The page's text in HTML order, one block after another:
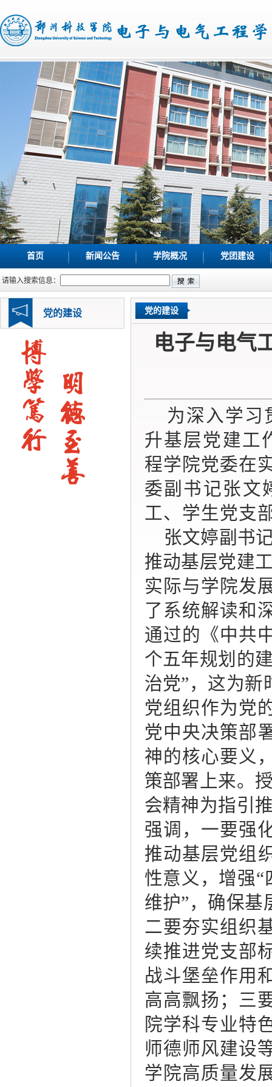
首页 新闻公告 学院概况 党团建设
请输入搜索信息：
党的建设 党的建设
电子与电气
为深入学习
升基层党建工
程学院党委在
委副书记张文
工、学生党支
张文婷副书
推动基层党建
实际与学院发
了系统解读和
通过的《中共
个五年规划的
治党”，这为新
党组织作为党
党中央决策部
神的核心要义
策部署上来。
会精神为指引
强调，一要强
推动基层党组
性意义，增强“
维护”，确保基
二要夯实组织
续推进党支部
战斗堡垒作用
高高飘扬；三
院学科专业特
师德师风建设
学院高质量发